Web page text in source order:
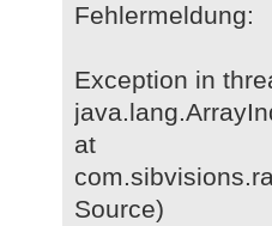
Fehlermeldung:
Exception in
at
Source)